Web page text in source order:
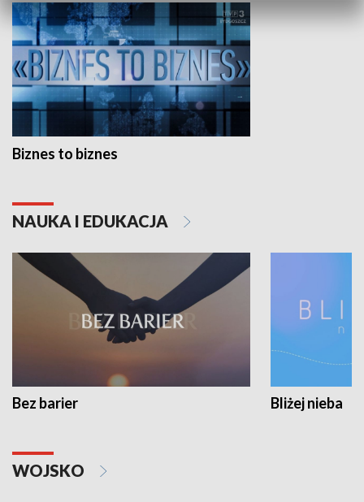
Biznes to biznes
NAUKA I EDUKACJA
Bez barier Bliżej nieba
WOJSKO